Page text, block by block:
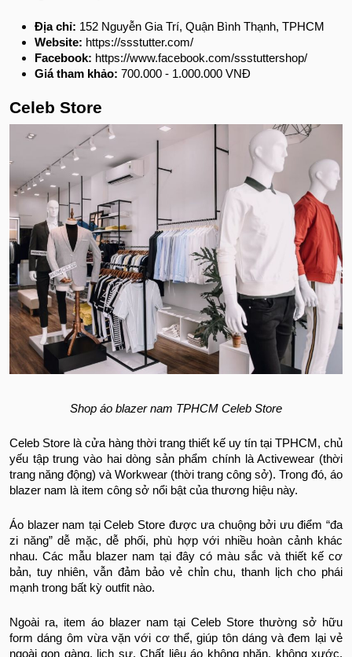
Địa chỉ: 152 Nguyễn Gia Trí, Quận Bình Thạnh, TPHCM
Website: https://ssstutter.com/
Facebook: https://www.facebook.com/ssstuttershop/
Giá tham khảo: 700.000 - 1.000.000 VNĐ
Celeb Store
Shop áo blazer nam TPHCM Celeb Store
Celeb Store là cửa hàng thời trang thiết kế uy tín tại TPHCM, chủ
yếu tập trung vào hai dòng sản phẩm chính là Activewear (thời
trang năng động) và Workwear (thời trang công sở). Trong đó, áo
blazer nam là item công sở nổi bật của thương hiệu này.
Áo blazer nam tại Celeb Store được ưa chuộng bởi ưu điểm “đa
zi năng” dễ mặc, dễ phối, phù hợp với nhiều hoàn cảnh khác
nhau. Các mẫu blazer nam tại đây có màu sắc và thiết kế cơ
bản, tuy nhiên, vẫn đảm bảo vẻ chỉn chu, thanh lịch cho phái
mạnh trong bất kỳ outfit nào.
Ngoài ra, item áo blazer nam tại Celeb Store thường sở hữu
form dáng ôm vừa vặn với cơ thể, giúp tôn dáng và đem lại vẻ
ngoài gọn gàng, lịch sự. Chất liệu áo không nhăn, không xước,